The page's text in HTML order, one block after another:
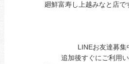
廻鮮富寿し上越みなと店で
LINEお友達募集
追加後すぐにご利用